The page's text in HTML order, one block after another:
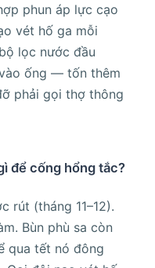
phun áp lực cạo
vét hố ga mỗi
lọc nước đầu
ống — tốn thêm
phải gọi thợ thông
để cống hổng tắc?
rút (tháng 11–12).
Bùn phù sa còn
qua tết nó đông